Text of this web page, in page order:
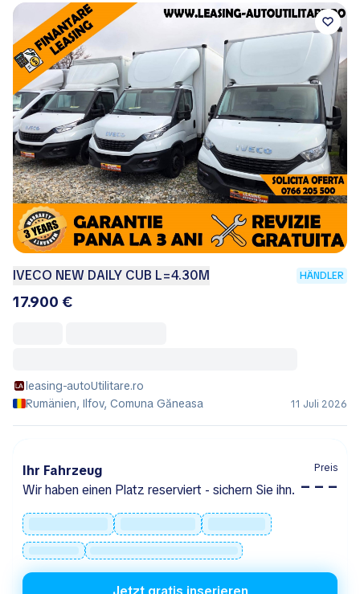
IVECO NEW DAILY CUB L=4.30M HÄNDLER
17.900 €
leasing-autoUtilitare.ro
Rumänien, Ilfov, Comuna Găneasa
11 Juli 2026
Ihr Fahrzeug
Wir haben einen Platz reserviert - sichern Sie ihn.
Preis
– – –